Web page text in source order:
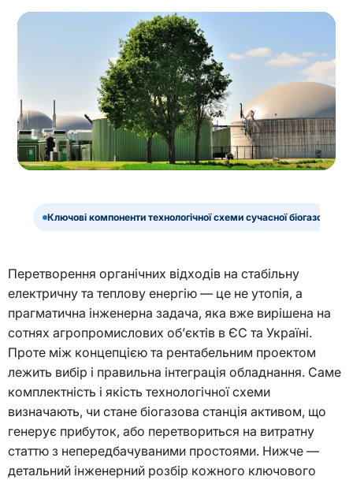
Ключові компоненти технологічної схеми сучасної біогазової
Перетворення органічних відходів на стабільну
електричну та теплову енергію — це не утопія, а
прагматична інженерна задача, яка вже вирішена на
сотнях агропромислових об’єктів в ЄС та Україні.
Проте між концепцією та рентабельним проектом
лежить вибір і правильна інтеграція обладнання. Саме
комплектність і якість технологічної схеми
визначають, чи стане біогазова станція активом, що
генерує прибуток, або перетвориться на витратну
статтю з непередбачуваними простоями. Нижче —
детальний інженерний розбір кожного ключового